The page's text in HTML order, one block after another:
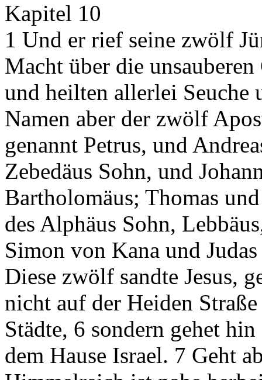
Kapitel 10
1 Und er rief seine zwölf
Macht über die
und heilten allerlei
Namen aber der zwölf
genannt Petrus, und
Zebedäus Sohn, und
Bartholomäus; Thomas
des Alphäus Sohn,
Simon von Kana und
Diese zwölf sandte Jesus,
nicht auf der Heiden
Städte, 6 sondern gehet
dem Hause Israel. 7 Geht